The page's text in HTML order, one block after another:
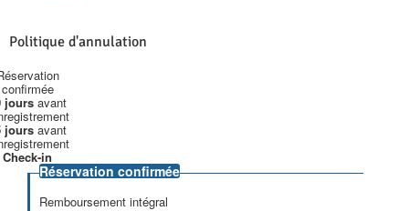
Politique d'annulation
confirmée
jours avant
jours avant
Check-in
Réservation confirmée
Remboursement intégral